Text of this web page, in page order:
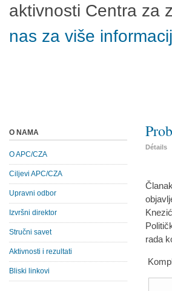
aktivnosti Centra za
nas za više
Détails
rada
O NAMA
O APC/CZA
Ciljevi APC/CZA
Upravni odbor
Izvršni direktor
Stručni savet
Aktivnosti i rezultati
Bliski linkovi